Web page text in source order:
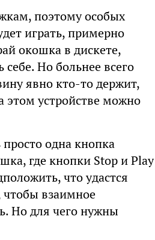
поэтому особых
играть, примерно
окошка в дискете,
Но больнее всего
явно кто-то держит,
этом устройстве можно
одна кнопка
где кнопки Stop и Play
что удастся
чтобы взаимное
Но для чего нужны